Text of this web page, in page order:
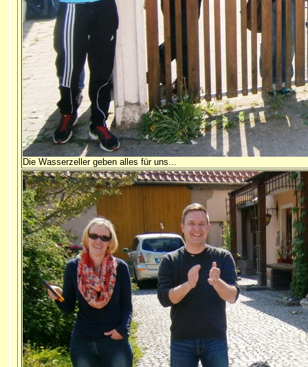
Die Wasserzeller geben alles für uns...